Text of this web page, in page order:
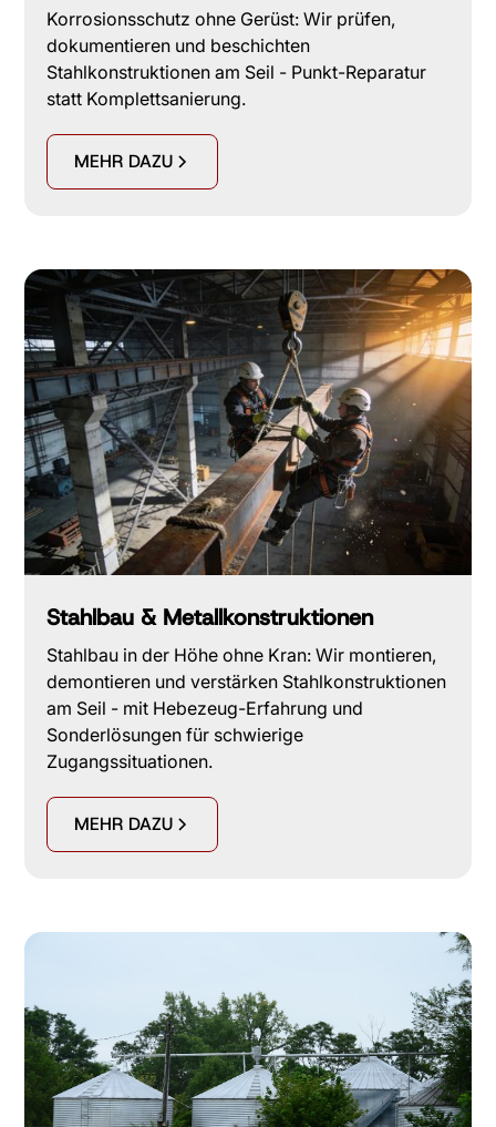
Korrosionsschutz ohne Gerüst: Wir prüfen,
dokumentieren und beschichten
Stahlkonstruktionen am Seil - Punkt-Reparatur
statt Komplettsanierung.
MEHR DAZU
Stahlbau & Metallkonstruktionen
Stahlbau in der Höhe ohne Kran: Wir montieren,
demontieren und verstärken Stahlkonstruktionen
am Seil - mit Hebezeug-Erfahrung und
Sonderlösungen für schwierige
Zugangssituationen.
MEHR DAZU